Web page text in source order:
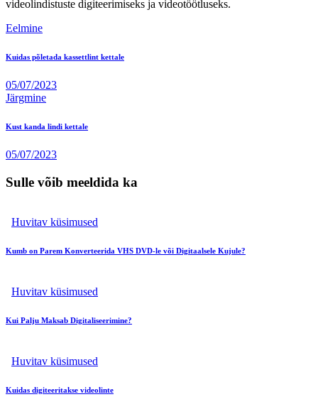
videolindistuste digiteerimiseks ja videotöötluseks.
Eelmine
Kuidas põletada kassettlint kettale
05/07/2023
Järgmine
Kust kanda lindi kettale
05/07/2023
Sulle võib meeldida ka
Huvitav küsimused
Kumb on Parem Konverteerida VHS DVD-le või Digitaalsele Kujule?
Huvitav küsimused
Kui Palju Maksab Digitaliseerimine?
Huvitav küsimused
Kuidas digiteeritakse videolinte